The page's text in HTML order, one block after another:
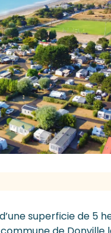
superficie de 5